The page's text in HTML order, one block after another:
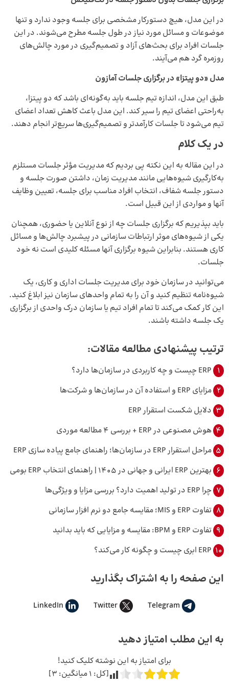
در این مدل، هیچ دستورکار مشخصی برای جلسه وجود ندارد و تنها
موضوعات و مسائل مورد نیاز در طول جلسه مطرح می‌شوند. در این
جلسات افراد برای بحث‌های آزاد و تصمیم‌گیری در مورد چالش‌های
روزمره گرد هم می‌آیند.
مدل «دو پیتزا» در برگزاری جلسات آمازون
طبق این مدل، اندازه تیم جلسه باید به‌گونه‌ای باشد که دو پیتزا،
به‌راحتی اعضای تیم را سیر کند. این مدل باعث کاهش تعداد اعضای
تیم می‌شود تا جلسات کارآمدتر و تصمیم‌گیری‌ها سریع‌تر انجام دهند.
در یک کلام
در این مقاله به این نکته پی بردیم که مدیریت مؤثر جلسات مستلزم
به‌کارگیری شیوه‌هایی مانند مدیریت زمان، داشتن صورت جلسه و
دستور جلسه شفاف، انتخاب افراد مناسب برای جلسه، تعیین وظایف
آنها و مواردی از این قبیل است.
باید بپذیریم که برگزاری جلسات چه از نوع آنلاین یا حضوری، همچنان
یکی از شیوه‌های موثر ارتباطات سازمانی در پیشبرد چالش‌ها و مسائل
کاری هستند. بنابراین شیوه برگزاری آنها مسئله کلیدی است نه خود
جلسات.
می‌توانید در سازمان خود برای مدیریت جلسات اداری و کاری، یک
شیوه‌نامه تنظیم کنید و آن را به تمام واحدهای سازمان نیز ابلاغ کنید.
این کار کمک می‌کند تا تمام افراد تیم یا سازمان درک واحدی از برگزاری
یک جلسه داشته باشند.
ترتیب پیشنهادی مطالعه مقالات:
1
2 مزایای ERP و استفاده آن در سازمان‌ها و شرکت‌ها
3 دلایل شکست استقرار ERP
4 هوش مصنوعی در ERP + بررسی 4 مطالعه موردی
5 مراحل استقرار ERP در سازمان‌ها؛ راهنمای جامع پیاده سازی ERP
6 بهترین ERP ایرانی و جهانی در 1405 | راهنمای انتخاب ERP بومی
7 چرا ERP در تولید اهمیت دارد؟ بررسی مزایا و ویژگی‌ها
8 تفاوت ERP و MIS؛ مقایسه جامع دو نرم افزار سازمانی
9 تفاوت ERP و BPM: مقایسه و مزایایی که باید بدانید
10
این صفحه را به اشتراک بگذارید
Telegram
Twitter
LinkedIn
به این مطلب امتیاز دهید
برای امتیاز به این نوشته کلیک کنید!
[کل: 1میانگین: 3
]